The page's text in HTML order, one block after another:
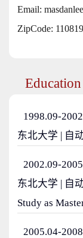
Email:
ZipCode: 110819
1998.09-
东北大学 | 自
2002.09-
东北大学 | 自
Study as
2005.04-